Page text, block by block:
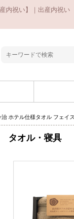
内祝い】｜出産内祝い
治 ホテル仕様タオル フェイ
タオル・寝具